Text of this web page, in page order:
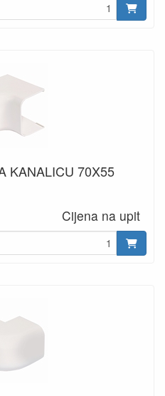
KANALICU 70X55
Cijena na upit